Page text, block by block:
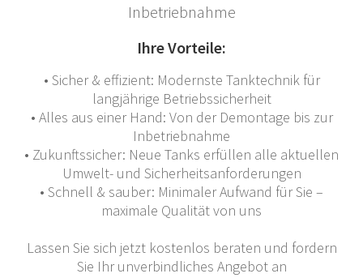
Inbetriebnahme
Ihre Vorteile:
• Sicher & effizient: Modernste Tanktechnik für
langjährige Betriebssicherheit
• Alles aus einer Hand: Von der Demontage bis zur
Inbetriebnahme
• Zukunftssicher: Neue Tanks erfüllen alle aktuellen
Umwelt- und Sicherheitsanforderungen
• Schnell & sauber: Minimaler Aufwand für Sie –
maximale Qualität von uns
Lassen Sie sich jetzt kostenlos beraten und fordern
Sie Ihr unverbindliches Angebot an